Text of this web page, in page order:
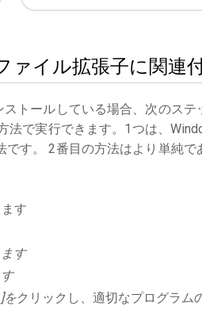
ァイル拡張子に関連
トールしている場合、次のステ
法で実行できます。1つは、
です。 2番目の方法はより単純で
す
ます
をクリックし、適切なプログラム